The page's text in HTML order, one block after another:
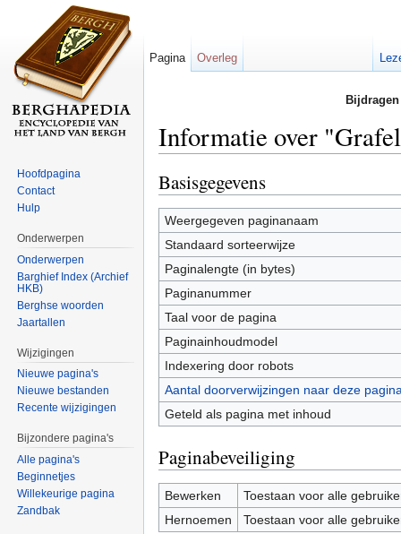
Informatie over
Basisgegevens
Weergegeven paginanaam
Standaard sorteerwijze
Paginalengte (in bytes)
Paginanummer
Taal voor de pagina
Paginainhoudmodel
Indexering door robots
Aantal doorverwijzingen naar deze
Geteld als pagina met inhoud
Paginabeveiliging
Bewerken
Toestaan voor alle
Hernoemen
Toestaan voor alle
Pagina Overleg
Hoofdpagina
Contact
Hulp
Onderwerpen
Onderwerpen
Barghief Index (Archief
HKB)
Berghse woorden
Jaartallen
Wijzigingen
Nieuwe pagina's
Nieuwe bestanden
Recente wijzigingen
Bijzondere pagina's
Alle pagina's
Beginnetjes
Willekeurige pagina
Zandbak